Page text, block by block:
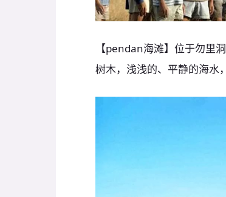
【pendan海滩】位于勿里
树木，浅浅的、平静的海水